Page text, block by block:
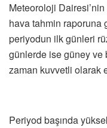
Meteoroloji
hava tahmin raporuna
periyodun ilk günleri
günlerde ise güney ve
zaman kuvvetli olarak
Periyod başında